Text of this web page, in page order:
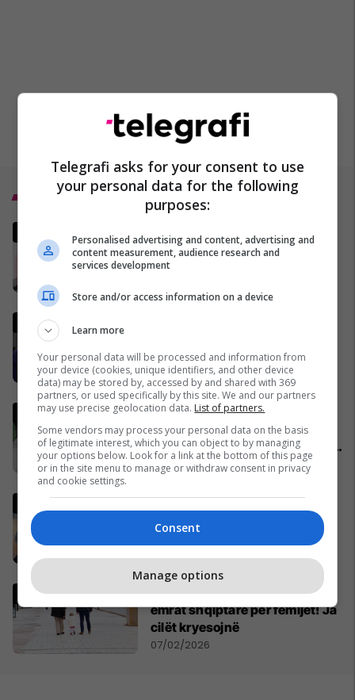
Top 5
godet Kosovën, epiqendra në
Shtërpcë
injorojnë kontekstin e luftës
09/02/2026
Tërmeti shkakton dëme
materiale në një market në
Prizren, qytetari bën thirrje për
qetësi dhe solidaritet
10/02/2026
Nga shkolla "Pavarësia" japin
Mësimdhënësi u sulmua nga 10
09/02/2026
Prindërit në Shqipëri rikthejnë
emrat shqiptarë për fëmijët! Ja
cilët kryesojnë
07/02/2026
Telegrafi asks for your consent to use
your personal data for the following
purposes:
Personalised advertising and content, advertising and
content measurement, audience research and
services development
Store and/or access information on a device
Learn more
Your personal data will be processed and information from
your device (cookies, unique identifiers, and other device
data) may be stored by, accessed by and shared with 369
partners, or used specifically by this site. We and our partners
may use precise geolocation data. List of partners.
Some vendors may process your personal data on the basis
of legitimate interest, which you can object to by managing
your options below. Look for a link at the bottom of this page
or in the site menu to manage or withdraw consent in privacy
and cookie settings.
Consent
Manage options